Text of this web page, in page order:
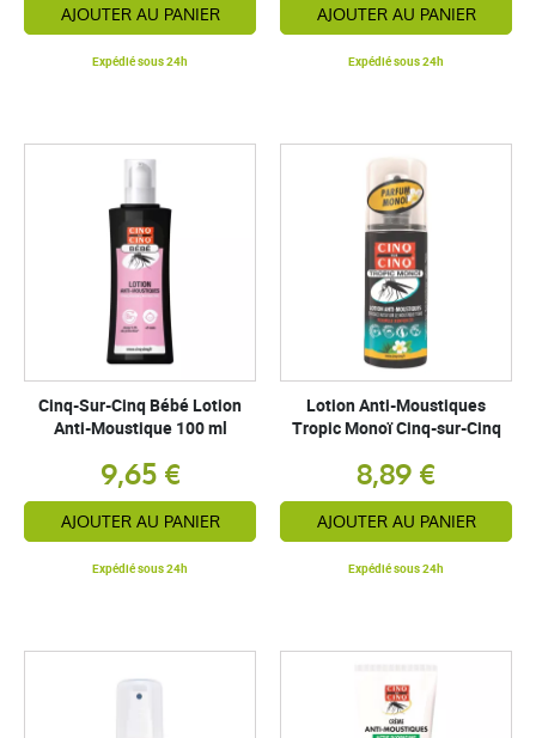
AJOUTER AU PANIER
Expédié sous 24h
AJOUTER AU PANIER
Expédié sous 24h
Cinq-Sur-Cinq Bébé Lotion
Anti-Moustique 100 ml
9,65 €
AJOUTER AU PANIER
Expédié sous 24h
Lotion Anti-Moustiques
Tropic Monoï Cinq-sur-Cinq
8,89 €
AJOUTER AU PANIER
Expédié sous 24h